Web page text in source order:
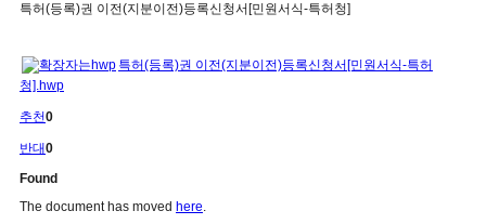
특허(등록)권 이전(지분이전)등록신청서[민원서식-특허청]
특허(등록)권 이전(지분이전)등록신청서[민원서식-특허
청].hwp
추천0
반대0
Found
The document has moved here.